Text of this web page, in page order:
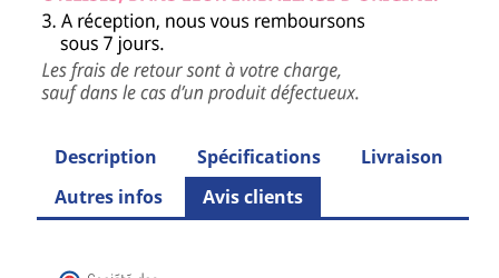
Description Spécifications
Livraison
Autres infos
Avis clients